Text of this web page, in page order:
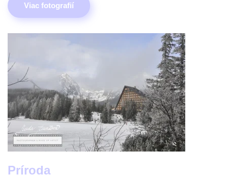
Viac fotografií
Príroda